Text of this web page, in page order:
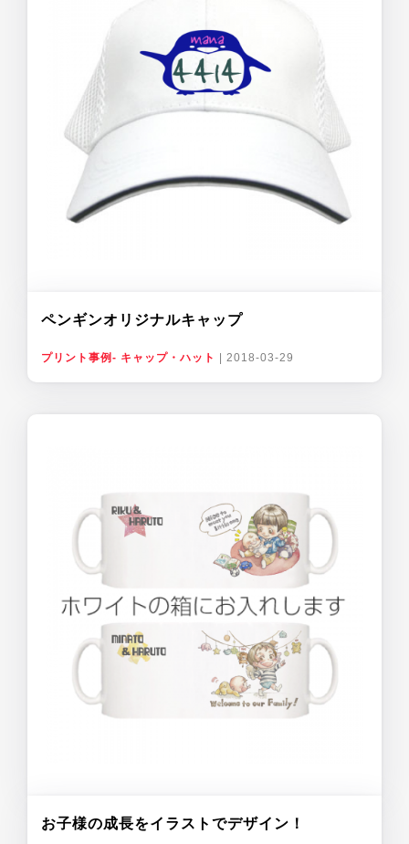
ペンギンオリジナルキャップ
プリント事例- キャップ・ハット 2018-03-29
お子様の成長をイラストでデザイン！